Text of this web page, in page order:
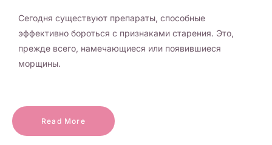
Сегодня существуют препараты, способные
эффективно бороться с признаками старения. Это,
прежде всего, намечающиеся или появившиеся
морщины.
Read More